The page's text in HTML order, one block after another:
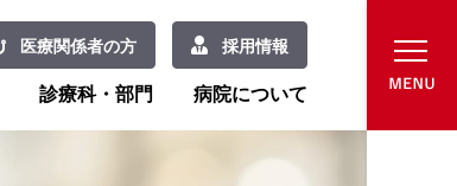
医療関係者の方 採用情報
診療科・部門 病院について